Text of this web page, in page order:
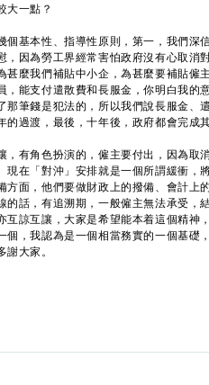
大一點？
個基本性、指導性原則，第一，我們深
，因為勞工界經常害怕政府沒有心取消
甚麼我們補貼中小企，為甚麼要補貼僱
，能支付遣散費和長服金，你明白我的
那筆錢是犯法的，所以我們說長服金、
的過渡，最後，十年後，政府都會完成
有角色扮演的，僱主要付出，因為取
現在「對沖」安排就是一個所謂緩衝，
方面，他們要做財政上的撥備、會計上
的話，有追溯期，一般僱主無法承受，
互諒互讓，大家是希望能本着這個精神
個，我認為是一個相當務實的一個基礎
大家。